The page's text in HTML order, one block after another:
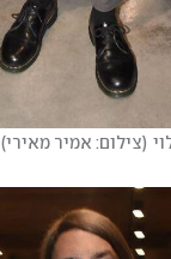
(צילום: אמיר מאירי)